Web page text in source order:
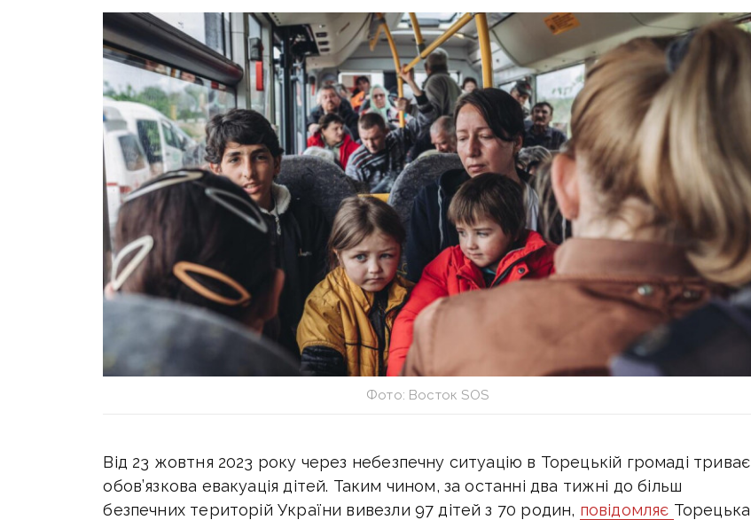
Фото: Восток SOS
Від 23 жовтня 2023 року через небезпечну ситуацію в Торецькій громаді триває
обов’язкова евакуація дітей. Таким чином, за останні два тижні до більш
безпечних територій України вивезли 97 дітей з 70 родин, повідомляє Торецька